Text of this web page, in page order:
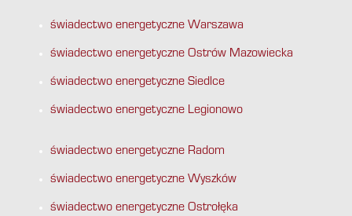
świadectwo energetyczne Warszawa
świadectwo energetyczne Ostrów Mazowiecka
świadectwo energetyczne Siedlce
świadectwo energetyczne Legionowo
świadectwo energetyczne Radom
świadectwo energetyczne Wyszków
świadectwo energetyczne Ostrołęka